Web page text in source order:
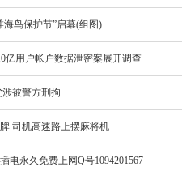
海鸟保护节”启幕(组图)
亿用户帐户数据泄密案展开调查
涉被警方刑拘
司机高速路上摆麻将机
电永久免费上网Q号1094201567